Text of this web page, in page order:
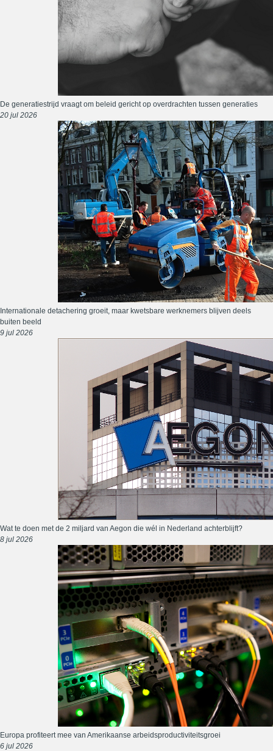
De generatiestrijd vraagt om beleid gericht op overdrachten tussen generaties
20 jul 2026
Internationale detachering groeit, maar kwetsbare werknemers blijven deels
buiten beeld
9 jul 2026
Wat te doen met de 2 miljard van Aegon die wél in Nederland achterblijft?
8 jul 2026
Europa profiteert mee van Amerikaanse arbeidsproductiviteitsgroei
6 jul 2026